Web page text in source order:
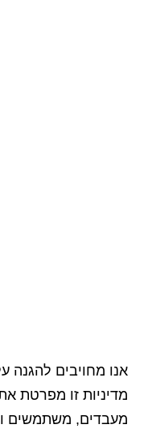
אנו מחויבים
מדיניות זו מפרטת
מעבדים, משתמשים